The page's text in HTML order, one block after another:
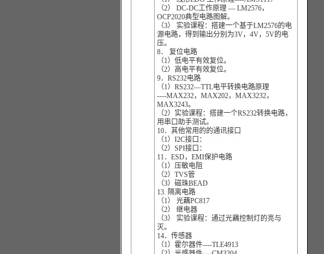
（2） DC-DC工作原理 — LM2576，
OCP2020典型电路图解。
（3） 实验课程：搭建一个基于LM2576的电
源电路，得到输出分别为3V，4V，5V的电
压。
8． 复位电路
（1）低电平有效复位。
（2）高电平有效复位。
9．RS232电路
（1）RS232—TTL电平转换电路原理
----MAX232，MAX202，MAX3232，
MAX3243。
（2）实验课程：搭建一个RS232转换电路，
用串口助手测试。
10．其他常用的的通讯接口
（1）I2C接口：
（2）SPI接口：
11．ESD，EMI保护电路
（1）压敏电阻
（2）TVS管
（3）磁珠BEAD
13. 隔离电路
（1） 光藕PC817
（2） 继电器
（3） 实验课程：通过光藕控制灯的亮与
灭。
14．传感器
（1）霍尔器件----TLE4913